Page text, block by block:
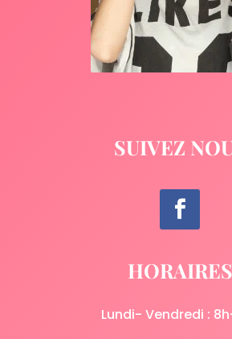
SUIVEZ
HORAIRES
Lundi- Vendredi :